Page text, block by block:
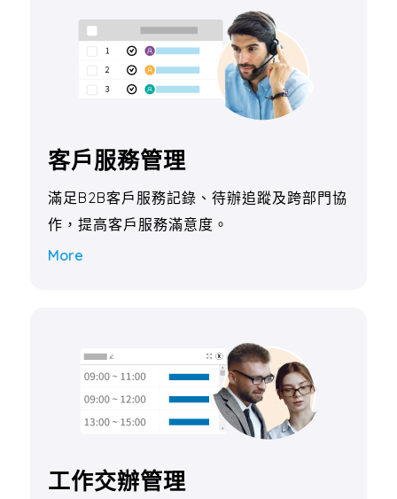
客戶服務管理
滿足B2B客戶服務記錄、待辦追蹤及跨部門協
作，提高客戶服務滿意度。
More
工作交辦管理